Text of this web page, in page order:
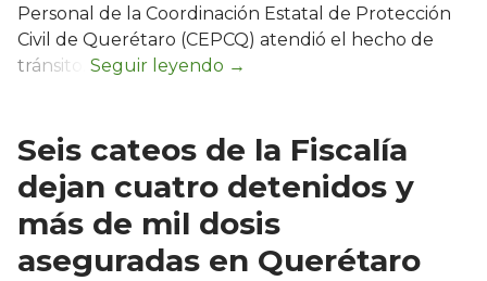
Personal de la Coordinación Estatal de Protección
Civil de Querétaro (CEPCQ) atendió el hecho de
tránsito.
Seis cateos de la Fiscalía
dejan cuatro detenidos y
más de mil dosis
aseguradas en Querétaro